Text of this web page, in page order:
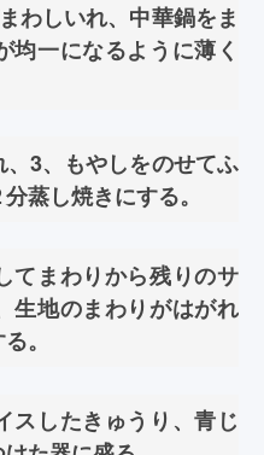
わしいれ、中華鍋をま
均一になるように薄く
3、もやしをのせてふ
蒸し焼きにする。
まわりから残りのサ
生地のまわりがはがれ
。
したきゅうり、青じ